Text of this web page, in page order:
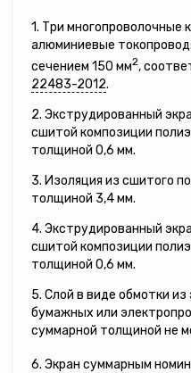
1. Три многопроволочные
алюминиевые
сечением 150 мм2,
22483-2012.
2. Экструдированный
сшитой композиции
толщиной 0,6 мм.
3. Изоляция из сшитого
толщиной 3,4 мм.
4. Экструдированный
сшитой композиции
толщиной 0,6 мм.
5. Слой в виде обмотки
бумажных или
суммарной толщиной не
6. Экран суммарным